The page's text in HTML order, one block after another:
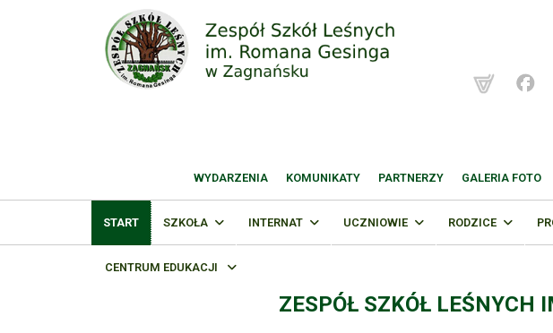
WYDARZENIA KOMUNIKATY PARTNERZY GALERIA FOTO
START SZKOŁA INTERNAT UCZNIOWIE RODZICE
CENTRUM EDUKACJI
ZESPÓŁ SZKÓŁ LEŚNYCH